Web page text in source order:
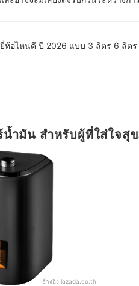
ห้อไหนดี ปี 2026 แบบ 3 ลิตร 6 ลิตร
น้ำมัน สำหรับผู้ที่ใส่ใจ
อ้างอิง:lazada.co.th